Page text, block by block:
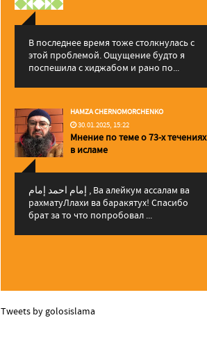
В последнее время тоже столкнулась с
этой проблемой. Ощущение будто я
поспешила с хиджабом и рано по...
HAMZA CHERNOMORCHENKO
30.01.2025, 15:22
Мнение по теме о 73-х течениях
в исламе
إمام احمد إمام , Ва алейкум ассалам ва
рахматуЛлахи ва баракятух! Спасибо
брат за то что попробовал ...
Tweets by golosislama